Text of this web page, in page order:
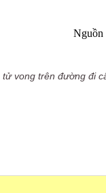
Nguồn
tử vong trên đường đi